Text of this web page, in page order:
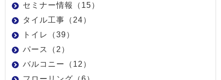
セミナー情報（15）
タイル工事（24）
トイレ（39）
パース（2）
バルコニー（12）